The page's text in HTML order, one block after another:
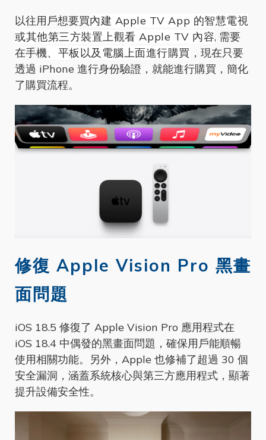
以往用戶想要買內建 Apple TV App 的智慧電視
或其他第三方裝置上觀看 Apple TV 內容, 需要
在手機、平板以及電腦上面進行購買 ，現在只要
透過 iPhone 進行身份驗證，就能進行購買，簡化
了購買流程。
修復 Apple Vision Pro 黑畫
面問題
iOS 18.5 修復了 Apple Vision Pro 應用程式在
iOS 18.4 中偶發的黑畫面問題，確保用戶能順暢
使用相關功能。另外，Apple 也修補了超過 30 個
安全漏洞，涵蓋系統核心與第三方應用程式，顯著
提升設備安全性。